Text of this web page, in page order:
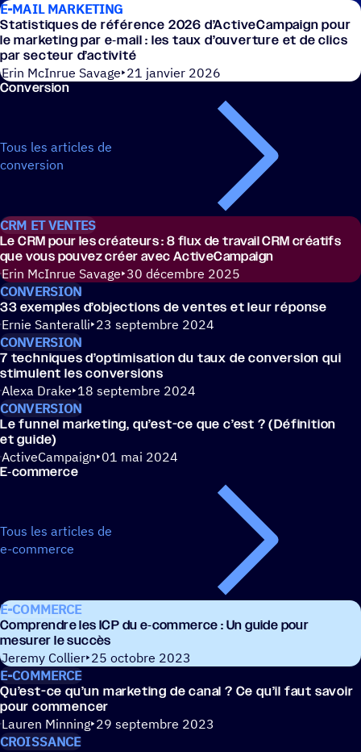
E-MAIL MARKETING
Statis­tiques de réfé­rence 2026 d’ActiveCampaign pour
le marke­ting par e‑mail : les taux d’ouverture et de clics
par secteur d’activité
Erin McInrue Savage 21 janvier 2026
Conver­sion
Tous les articles de
conversion
CRM ET VENTES
Le CRM pour les créa­teurs : 8 flux de travail CRM créa­tifs
que vous pouvez créer avec ActiveCampaign
Erin McInrue Savage 30 décembre 2025
CONVERSION
33 exemples d’ob­jec­tions de ventes et leur réponse
Ernie Santeralli 23 septembre 2024
CONVERSION
7 tech­niques d’optimisation du taux de conver­sion qui
stimulent les conversions
Alexa Drake 18 septembre 2024
CONVERSION
Le funnel marke­ting, qu’est-ce que c’est ? (Défi­ni­tion
et guide)
ActiveCampaign 01 mai 2024
E‑commerce
Tous les articles de
e-commerce
E-COMMERCE
Comprendre les ICP du e‑commerce : Un guide pour
mesurer le succès
Jeremy Collier 25 octobre 2023
E-COMMERCE
Qu’est-ce qu’un marke­ting de canal ? Ce qu’il faut savoir
pour commencer
Lauren Minning 29 septembre 2023
CROISSANCE